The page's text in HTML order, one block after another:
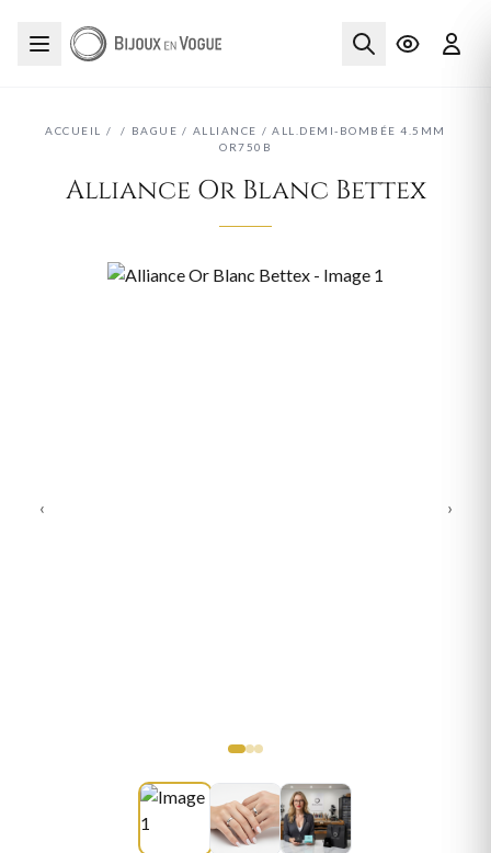
ACCUEIL / / BAGUE / ALLIANCE / ALL.DEMI-BOMBÉE 4.5MM
OR750B
Alliance Or Blanc Bettex
‹ ›